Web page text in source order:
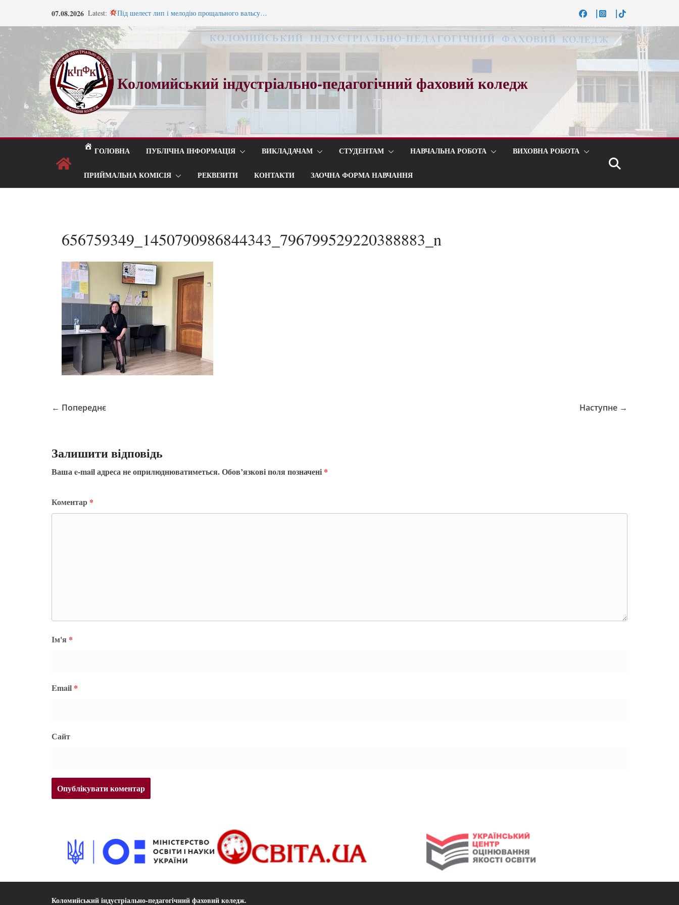
вмісту
07.08.2026 Latest:
Під шелест лип і мелодію прощального вальсу…
Запрошуємо на навчання!
Запрошуємо на навчання!
ВСТУП 2026
Коломийський індустріально-педагогічний фаховий коледж
ГОЛОВНА ПУБЛІЧНА ІНФОРМАЦІЯ ВИКЛАДАЧАМ СТУДЕНТАМ НАВЧАЛЬНА РОБОТА ВИХОВНА РОБОТА
ПРИЙМАЛЬНА КОМІСІЯ РЕКВІЗИТИ КОНТАКТИ ЗАОЧНА ФОРМА НАВЧАННЯ
656759349_1450790986844343_796799529220388883_n
← Попереднє Наступне →
Залишити відповідь
Ваша e-mail адреса не оприлюднюватиметься.Обов’язкові поля позначені *
Коментар *
Ім'я *
Email *
Сайт
Коломийський індустріально-педагогічний фаховий коледж.